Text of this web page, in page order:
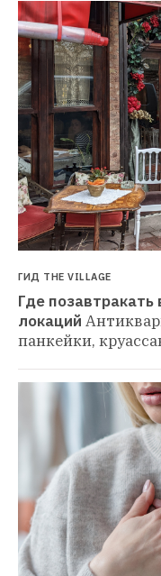
ГИД THE VILLAGE
Где позавтракать
локаций
панкейки,